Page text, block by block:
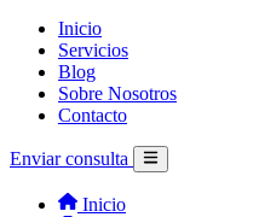
Inicio
Servicios
Blog
Sobre Nosotros
Contacto
Enviar consulta
Inicio